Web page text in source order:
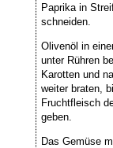
Paprika in
schneiden.
Olivenöl in
unter Rühren
Karotten und
weiter braten,
Fruchtfleisch
geben.
Das Gemüse